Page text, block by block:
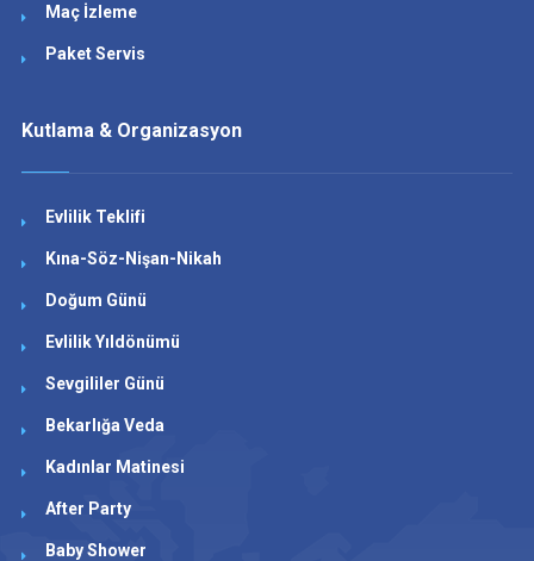
Maç İzleme
Paket Servis
Kutlama & Organizasyon
Evlilik Teklifi
Kına-Söz-Nişan-Nikah
Doğum Günü
Evlilik Yıldönümü
Sevgililer Günü
Bekarlığa Veda
Kadınlar Matinesi
After Party
Baby Shower